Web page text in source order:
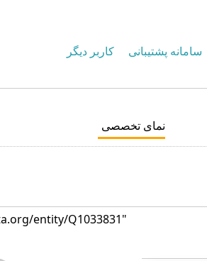
سامانه پشتیبانی کاربر دیگر
نمای تخصصی
entity/Q1033831"